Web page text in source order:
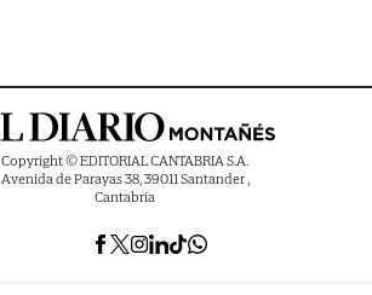
Copyright © EDITORIAL CANTABRIA S.A.
Avenida de Parayas 38, 39011 Santander ,
Cantabria